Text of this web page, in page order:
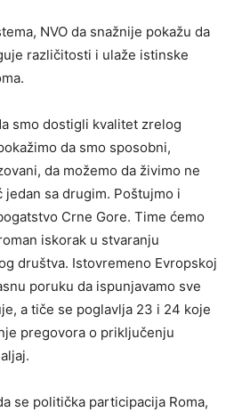
NVO da snažnije pokažu da
različitosti i ulaže istinske
smo dostigli kvalitet zrelog
da smo sposobni,
da možemo da živimo ne
sa drugim. Poštujmo i
Crne Gore. Time ćemo
iskorak u stvaranju
društva. Istovremeno Evropskoj
poruku da ispunjavamo sve
a tiče se poglavlja 23 i 24 koje
pregovora o priključenju
se politička participacija Roma,